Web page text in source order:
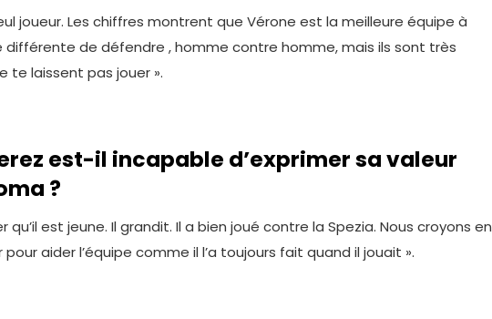
joueur. Les chiffres montrent que Vérone est la meilleure équipe à
différente de défendre , homme contre homme, mais ils sont très
te laissent pas jouer ».
est-il incapable d’exprimer sa valeur
?
qu’il est jeune. Il grandit. Il a bien joué contre la Spezia. Nous croyons en
aider l’équipe comme il l’a toujours fait quand il jouait ».